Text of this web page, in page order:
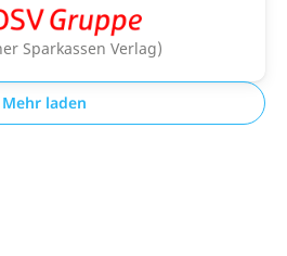
Sparkassen Verlag)
Mehr laden